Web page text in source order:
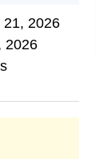
21, 2026
2026